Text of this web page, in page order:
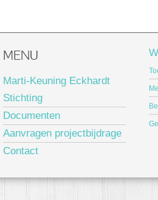
MENU
Marti-Keuning Eckhardt
Stichting
Documenten
Aanvragen projectbijdrage
Contact